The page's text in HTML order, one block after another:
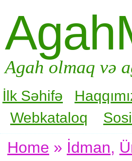
Agah olmaq və
İlk Səhifə
Webkataloq
Home » İdman,